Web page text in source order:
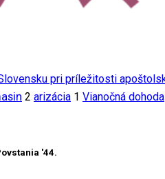
pri príležitosti
2 arizácia 1 Vianočná dohoda
'44.